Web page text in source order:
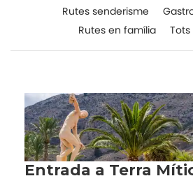
Rutes senderisme
Rutes en família